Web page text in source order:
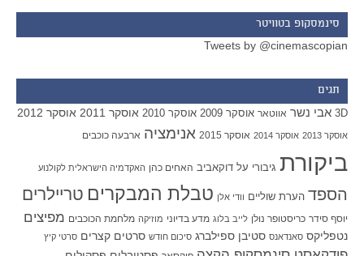
סינמסקופ בטוויטר
Tweets by @cinemascopian
תגים
3D אבי נשר אווטאר אוסקר 2009 אוסקר 2010 אוסקר 2011 אוסקר 2012
אוסקר 2013 אוסקר 2014 אוסקר 2015 אנימציה ארבעה כוכבים
ביקורת גיבורי על דוקאביב האחים כהן האקדמיה הישראלית לקולנוע
הספד הערת שוליים וודי אלן טבלת המבקרים טריילרים
יוסף סידר כריסטופר נולן לייב בלוג מדע בדיוני מוזיקה מלחמת הכוכבים מפיצים
נטפליקס סאנדאנס סטיבן ספילברג סיכום חודש סרטים קצרים סרטי קיץ